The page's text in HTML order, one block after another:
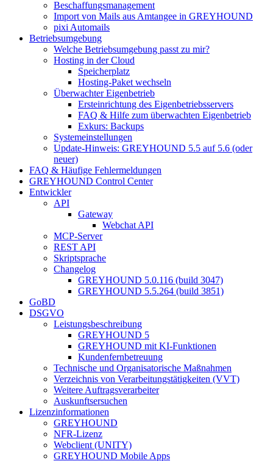
Beschaffungsmanagement
Import von Mails aus Amtangee in GREYHOUND
pixi Automails
Betriebsumgebung
Welche Betriebsumgebung passt zu mir?
Hosting in der Cloud
Speicherplatz
Hosting-Paket wechseln
Überwachter Eigenbetrieb
Ersteinrichtung des Eigenbetriebsservers
FAQ & Hilfe zum überwachten Eigenbetrieb
Exkurs: Backups
Systemeinstellungen
Update-Hinweis: GREYHOUND 5.5 auf 5.6 (oder
neuer)
FAQ & Häufige Fehlermeldungen
GREYHOUND Control Center
Entwickler
API
Gateway
Webchat API
MCP-Server
REST API
Skriptsprache
Changelog
GREYHOUND 5.0.116 (build 3047)
GREYHOUND 5.5.264 (build 3851)
GoBD
DSGVO
Leistungsbeschreibung
GREYHOUND 5
GREYHOUND mit KI-Funktionen
Kundenfernbetreuung
Technische und Organisatorische Maßnahmen
Verzeichnis von Verarbeitungstätigkeiten (VVT)
Weitere Auftragsverarbeiter
Auskunftsersuchen
Lizenzinformationen
GREYHOUND
NFR-Lizenz
Webclient (UNITY)
GREYHOUND Mobile Apps